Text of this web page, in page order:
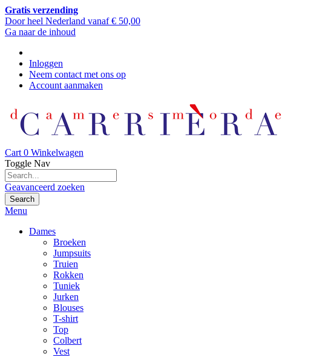
Gratis verzending
Door heel Nederland vanaf € 50,00
Ga naar de inhoud
Inloggen
Neem contact met ons op
Account aanmaken
Cart 0 Winkelwagen
Toggle Nav
Geavanceerd zoeken
Search
Menu
Dames
Broeken
Jumpsuits
Truien
Rokken
Tuniek
Jurken
Blouses
T-shirt
Top
Colbert
Vest